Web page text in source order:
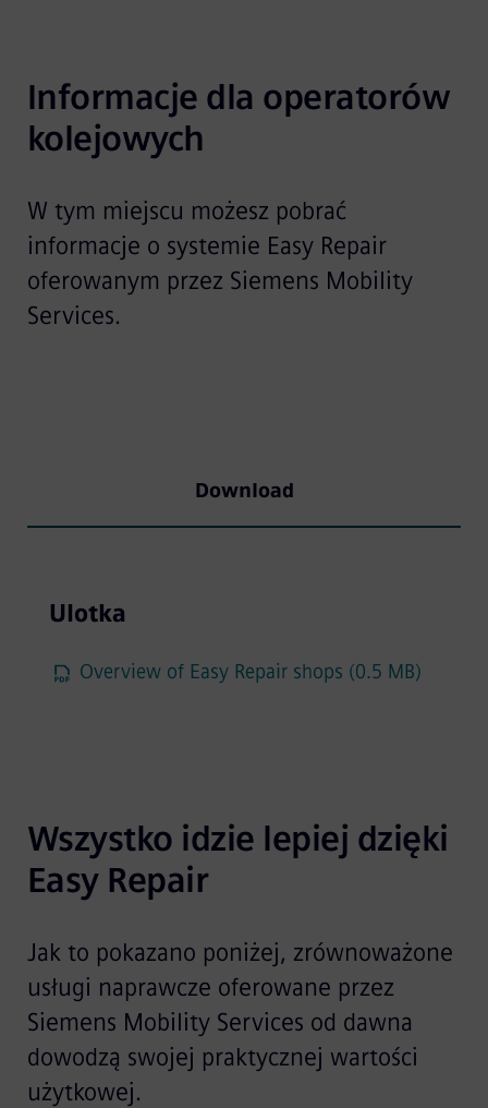
Informacje dla operatorów
kolejowych
W tym miejscu możesz pobrać
informacje o systemie Easy Repair
oferowanym przez Siemens Mobility
Services.
Download
Ulotka
Overview of Easy Repair shops (0.5 MB)
Wszystko idzie lepiej dzięki
Easy Repair
Jak to pokazano poniżej, zrównoważone
usługi naprawcze oferowane przez
Siemens Mobility Services od dawna
dowodzą swojej praktycznej wartości
użytkowej.